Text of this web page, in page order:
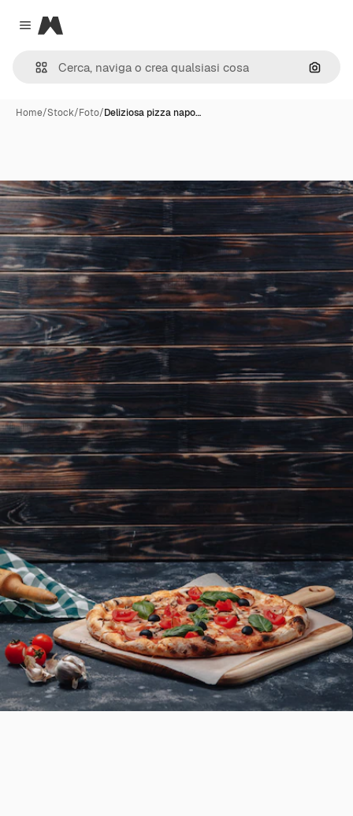
Close menu
Magnific
Cerca
Home/Stock/Foto/Deliziosa pizza napo…